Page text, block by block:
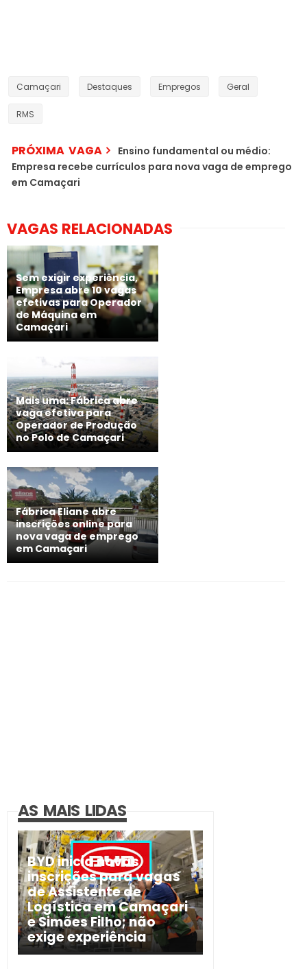
Camaçari Destaques Empregos Geral
RMS
PRÓXIMA VAGA
Ensino fundamental ou médio:
Empresa recebe currículos para nova vaga de emprego
em Camaçari
VAGAS RELACIONADAS
Sem exigir experiência,
Empresa abre 10 vagas
efetivas para Operador
de Máquina em
Camaçari
Mais uma: Fábrica abre
vaga efetiva para
Operador de Produção
no Polo de Camaçari
Fábrica Eliane abre
inscrições online para
nova vaga de emprego
em Camaçari
AS MAIS LIDAS
BYD inicia novas
inscrições para vagas
de Assistente de
Logística em Camaçari
e Simões Filho; não
exige experiência